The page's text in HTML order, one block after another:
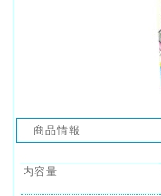
商品情報
内容量